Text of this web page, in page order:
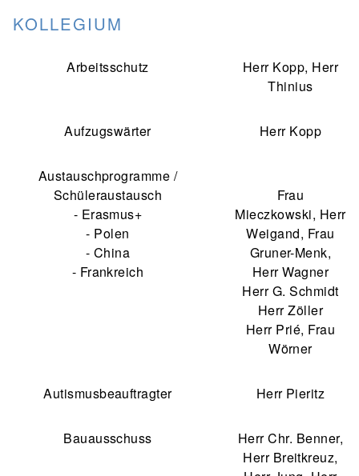
KOLLEGIUM
Arbeitsschutz
Herr Kopp, Herr
Thinius
Aufzugswärter Herr Kopp
Austauschprogramme /
Schüleraustausch
- Erasmus+
- Polen
- China
- Frankreich
Frau
Mieczkowski, Herr
Weigand, Frau
Gruner-Menk,
Herr Wagner
Herr G. Schmidt
Herr Zöller
Herr Prié, Frau
Wörner
Autismusbeauftragter Herr Pieritz
Bauausschuss
Herr Chr. Benner,
Herr Breitkreuz,